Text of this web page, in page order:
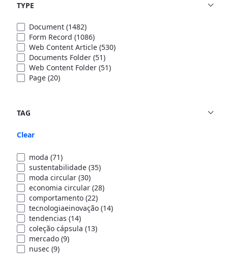
TYPE
Document (1482)
Form Record (1086)
Web Content Article (530)
Documents Folder (51)
Web Content Folder (51)
Page (20)
TAG
Clear
moda (71)
sustentabilidade (35)
moda circular (30)
economia circular (28)
comportamento (22)
tecnologiaeinovação (14)
tendencias (14)
coleção cápsula (13)
mercado (9)
nusec (9)